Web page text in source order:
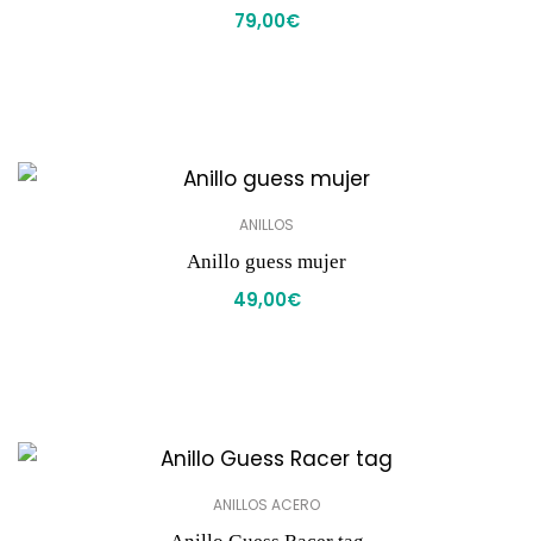
79,00€
ANILLOS
Anillo guess mujer
49,00€
ANILLOS ACERO